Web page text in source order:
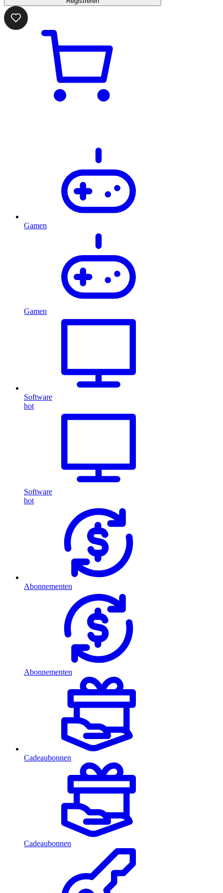
Gamen
Gamen
Software
hot
Software
hot
Abonnementen
Abonnementen
Cadeaubonnen
Cadeaubonnen